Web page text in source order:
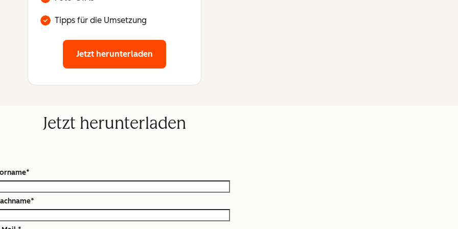
Tipps für die Umsetzung
Jetzt herunterladen
Jetzt herunterladen
*
*